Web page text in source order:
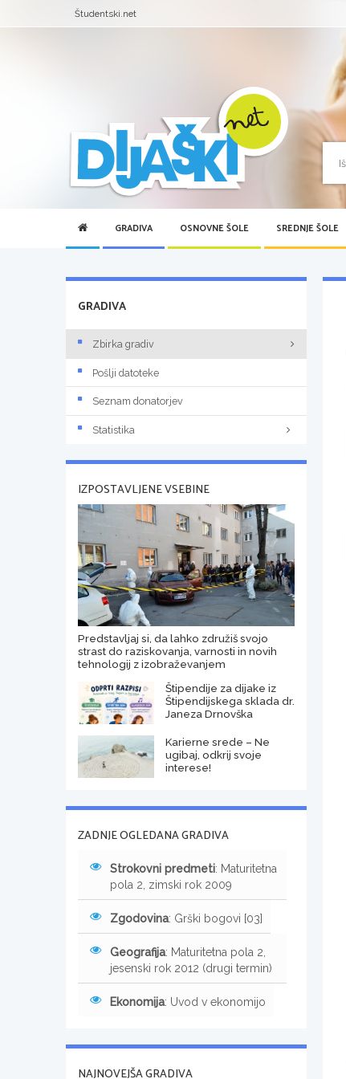
Študentski.net
GRADIVA OSNOVNE ŠOLE SREDNJE ŠOLE
GRADIVA
Zbirka gradiv
Pošlji datoteke
Seznam donatorjev
Statistika
IZPOSTAVLJENE VSEBINE
Predstavljaj si, da lahko združiš svojo
strast do raziskovanja, varnosti in novih
tehnologij z izobraževanjem
Štipendije za dijake iz
Štipendijskega sklada dr.
Janeza Drnovška
Karierne srede – Ne
ugibaj, odkrij svoje
interese!
ZADNJE OGLEDANA GRADIVA
Strokovni predmeti: Maturitetna
pola 2, zimski rok 2009
Zgodovina: Grški bogovi [03]
Geografija: Maturitetna pola 2,
jesenski rok 2012 (drugi termin)
Ekonomija: Uvod v ekonomijo
NAJNOVEJŠA GRADIVA